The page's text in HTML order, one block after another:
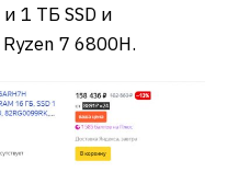
1 ТБ SSD и
7 6800H.